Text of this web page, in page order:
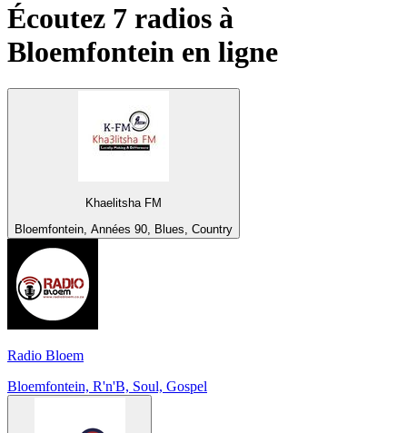
Écoutez 7 radios à
Bloemfontein en ligne
Khaelitsha FM
Bloemfontein, Années 90, Blues, Country
Radio Bloem
Bloemfontein, R'n'B, Soul, Gospel